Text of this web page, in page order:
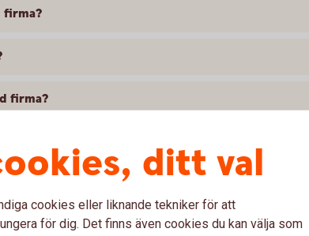
firma?
firma?
mig som kund?
med internetbanken för enskild firma?
ditt val
cookies eller liknande tekniker för att
för dig. Det finns även cookies du kan välja som